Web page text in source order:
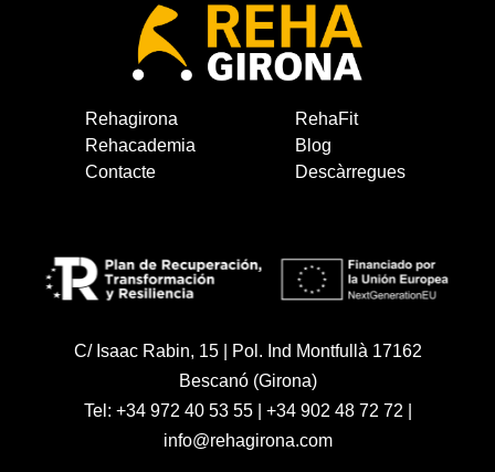
Rehagirona
RehaFit
Rehacademia
Blog
Contacte
Descàrregues
C/ Isaac Rabin, 15 | Pol. Ind Montfullà 17162
Bescanó (Girona)
Tel: +34 972 40 53 55| +34 902 48 72 72
info@rehagirona.com